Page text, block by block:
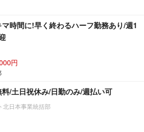
時間に!早く終わるハーフ勤務あり/週1
円
/土日祝休み/日勤のみ/週払い可
北日本事業統括部